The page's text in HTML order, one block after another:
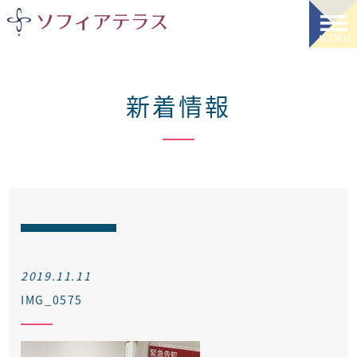
新着情報
2019.11.11
IMG_0575